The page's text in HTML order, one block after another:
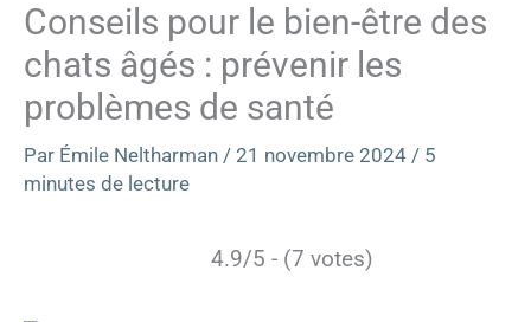
Conseils pour le bien-être des
chats âgés : prévenir les
problèmes de santé
Par Émile Neltharman / 21 novembre 2024 / 5
minutes de lecture
4.9/5 - (7 votes)